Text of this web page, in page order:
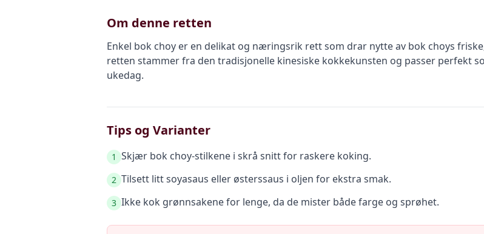
Om denne retten
Enkel bok choy er en delikat og næringsrik rett som drar nytte av bok choys
retten stammer fra den tradisjonelle kinesiske kokkekunsten og passer perfekt
ukedag.
Tips og Varianter
1 Skjær bok choy-stilkene i skrå snitt for raskere koking.
2 Tilsett litt soyasaus eller østerssaus i oljen for ekstra smak.
3 Ikke kok grønnsakene for lenge, da de mister både farge og sprøhet.